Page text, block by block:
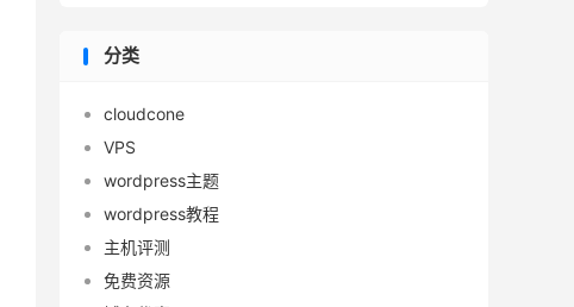
分类
cloudcone
VPS
wordpress主题
wordpress教程
主机评测
免费资源